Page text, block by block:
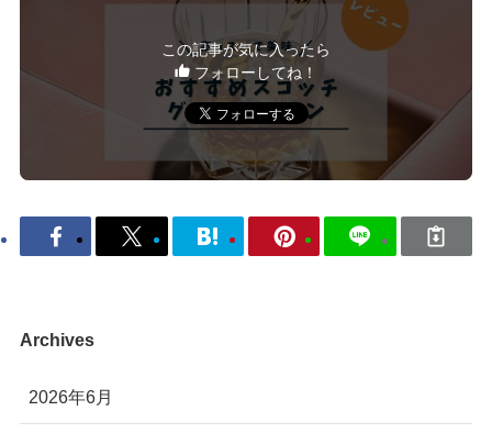
この記事が気に入ったら
フォローしてね！
Archives
2026年6月